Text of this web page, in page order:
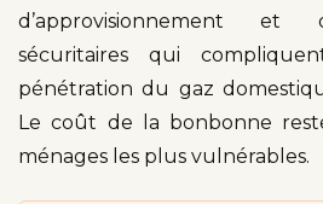
d’approvisionnement et
sécuritaires qui
pénétration du gaz
Le coût de la bonbonne
ménages les plus vulnérables.